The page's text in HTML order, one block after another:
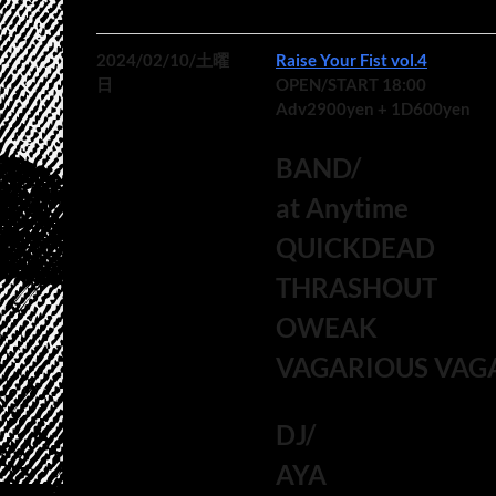
2024/02/10/土曜
日
Raise Your Fist vol.4
OPEN/START 18:00
Adv2900yen + 1D600yen
BAND/
at Anytime
QUICKDEAD
THRASHOUT
OWEAK
VAGARIOUS
DJ/
AYA